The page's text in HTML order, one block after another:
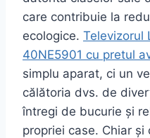
care contribuie la
ecologice. Televizorul
40NE5901 cu pretul
simplu aparat, ci un
călătoria dvs. de
întregi de bucurie și
propriei case. Chiar